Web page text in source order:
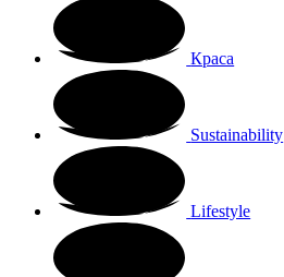
Краса
Sustainability
Lifestyle